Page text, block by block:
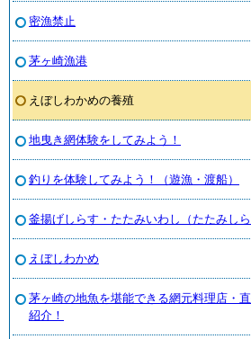
密漁禁止
茅ヶ崎漁港
えぼしわかめの養殖
地曳き網体験をしてみよう！
釣りを体験してみよう！（遊漁・渡船）
釜揚げしらす・たたみいわし（たたみしら
えぼしわかめ
茅ヶ崎の地魚を堪能できる網元料理店・
紹介！